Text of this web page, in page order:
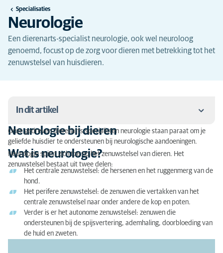
Specialisaties
Neurologie
Een dierenarts-specialist neurologie, ook wel neuroloog
genoemd, focust op de zorg voor dieren met betrekking tot het
zenuwstelsel van huisdieren.
In dit artikel
Neurologie bij dieren
Wat is neurologie?
Wat zijn zenuwen bij dieren?
Neurologische problemen bij dieren
Wat is een dierenarts-specialist neurologie?
Neurologie bij dieren
Onze gedreven dierenarts-specialisten neurologie staan paraat om je
geliefde huisdier te ondersteunen bij neurologische aandoeningen.
Wat is neurologie?
Neurologie spitst zich toe op het zenuwstelsel van dieren. Het
zenuwstelsel bestaat uit twee delen:
Het centrale zenuwstelsel: de hersenen en het ruggenmerg van de
hond.
Het perifere zenuwstelsel: de zenuwen die vertakken van het
centrale zenuwstelsel naar onder andere de kop en poten.
Verder is er het autonome zenuwstelsel: zenuwen die
ondersteunen bij de spijsvertering, ademhaling, doorbloeding van
de huid en zweten.